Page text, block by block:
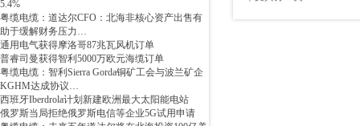
5.4%
粤缆电缆：道达尔CFO：北海非核心资产出售有
助于缓解财务压力…
通用电气获得摩洛哥87兆瓦风机订单
普睿司曼获得智利5000万欧元海缆订单
粤缆电缆：智利Sierra Gorda铜矿工会与波兰矿企
KGHM达成协议…
西班牙Iberdrola计划新建欧洲最大太阳能电站
俄罗斯当局拒绝俄罗斯电信等企业5G试用申请